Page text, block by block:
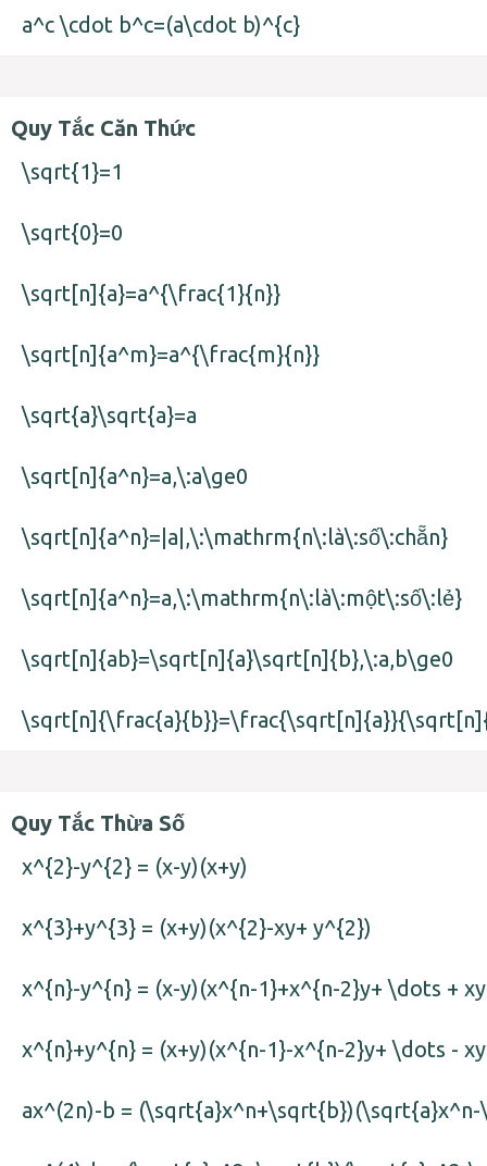
a^c \cdot b^c=(a\cdot b)^{c}
Quy Tắc Căn Thức
\sqrt{1}=1
\sqrt{0}=0
\sqrt[n]{a}=a^{\frac{1}{n}}
\sqrt[n]{a^m}=a^{\frac{m}{n}}
\sqrt{a}\sqrt{a}=a
\sqrt[n]{a^n}=a,\:a\ge0
\sqrt[n]{a^n}=|a|,\:\mathrm{n\:là\:số\:chẵn}
\sqrt[n]{a^n}=a,\:\mathrm{n\:là\:một\:số\:lẻ}
\sqrt[n]{ab}=\sqrt[n]{a}\sqrt[n]{b},\:a,b\ge0
Quy Tắc Thừa Số
x^{2}-y^{2} = (x-y)(x+y)
x^{3}+y^{3} = (x+y)(x^{2}-xy+ y^{2})
x^{n}-y^{n} = (x-y)(x^{n-1}+x^{n-2}y+ \dots +
x^{n}+y^{n} = (x+y)(x^{n-1}-x^{n-2}y+ \dots -
ax^(2n)-b =